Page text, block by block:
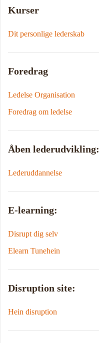
Kurser
Dit personlige lederskab
Foredrag
Ledelse Organisation
Foredrag om ledelse
Åben lederudvikling:
Lederuddannelse
E-learning:
Disrupt dig selv
Elearn Tunehein
Disruption site:
Hein disruption